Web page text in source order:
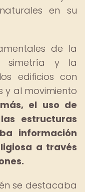
en su
de la
simetría y la
edificios con
y al movimiento
el uso de
estructuras
información
a través
se destacaba